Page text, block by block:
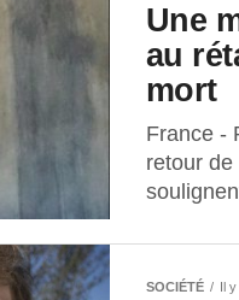
Une
au
mort
France -
retour
SOCIÉTÉ Il